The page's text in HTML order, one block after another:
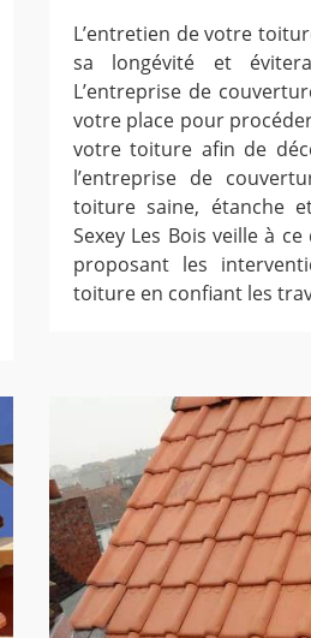
L’entretien de votre
sa longévité et
L’entreprise de
votre place pour
votre toiture afin de
l’entreprise de
toiture saine, étanche
Sexey Les Bois veille à
proposant les
toiture en confiant les